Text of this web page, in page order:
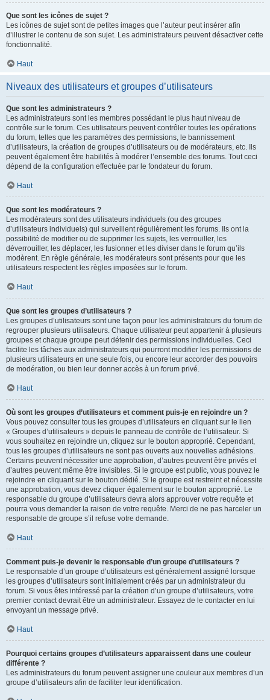
Que sont les icônes de sujet ?
Les icônes de sujet sont de petites images que l’auteur peut insérer afin
d’illustrer le contenu de son sujet. Les administrateurs peuvent désactiver cette
fonctionnalité.
Haut
Niveaux des utilisateurs et groupes d’utilisateurs
Que sont les administrateurs ?
Les administrateurs sont les membres possédant le plus haut niveau de
contrôle sur le forum. Ces utilisateurs peuvent contrôler toutes les opérations
du forum, telles que les paramètres des permissions, le bannissement
d’utilisateurs, la création de groupes d’utilisateurs ou de modérateurs, etc. Ils
peuvent également être habilités à modérer l’ensemble des forums. Tout ceci
dépend de la configuration effectuée par le fondateur du forum.
Haut
Que sont les modérateurs ?
Les modérateurs sont des utilisateurs individuels (ou des groupes
d’utilisateurs individuels) qui surveillent régulièrement les forums. Ils ont la
possibilité de modifier ou de supprimer les sujets, les verrouiller, les
déverrouiller, les déplacer, les fusionner et les diviser dans le forum qu’ils
modèrent. En règle générale, les modérateurs sont présents pour que les
utilisateurs respectent les règles imposées sur le forum.
Haut
Que sont les groupes d’utilisateurs ?
Les groupes d’utilisateurs sont une façon pour les administrateurs du forum de
regrouper plusieurs utilisateurs. Chaque utilisateur peut appartenir à plusieurs
groupes et chaque groupe peut détenir des permissions individuelles. Ceci
facilite les tâches aux administrateurs qui pourront modifier les permissions de
plusieurs utilisateurs en une seule fois, ou encore leur accorder des pouvoirs
de modération, ou bien leur donner accès à un forum privé.
Haut
Où sont les groupes d’utilisateurs et comment puis-je en rejoindre un ?
Vous pouvez consulter tous les groupes d’utilisateurs en cliquant sur le lien
« Groupes d’utilisateurs » depuis le panneau de contrôle de l’utilisateur. Si
vous souhaitez en rejoindre un, cliquez sur le bouton approprié. Cependant,
tous les groupes d’utilisateurs ne sont pas ouverts aux nouvelles adhésions.
Certains peuvent nécessiter une approbation, d’autres peuvent être privés et
d’autres peuvent même être invisibles. Si le groupe est public, vous pouvez le
rejoindre en cliquant sur le bouton dédié. Si le groupe est restreint et nécessite
une approbation, vous devez cliquer également sur le bouton approprié. Le
responsable du groupe d’utilisateurs devra alors approuver votre requête et
pourra vous demander la raison de votre requête. Merci de ne pas harceler un
responsable de groupe s’il refuse votre demande.
Haut
Comment puis-je devenir le responsable d’un groupe d’utilisateurs ?
Le responsable d’un groupe d’utilisateurs est généralement assigné lorsque
les groupes d’utilisateurs sont initialement créés par un administrateur du
forum. Si vous êtes intéressé par la création d’un groupe d’utilisateurs, votre
premier contact devrait être un administrateur. Essayez de le contacter en lui
envoyant un message privé.
Haut
Pourquoi certains groupes d’utilisateurs apparaissent dans une couleur
différente ?
Les administrateurs du forum peuvent assigner une couleur aux membres d’un
groupe d’utilisateurs afin de faciliter leur identification.